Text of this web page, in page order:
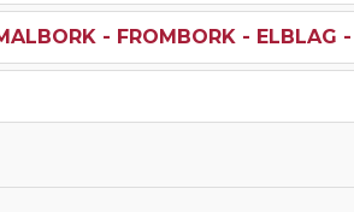
- FROMBORK - ELBLAG